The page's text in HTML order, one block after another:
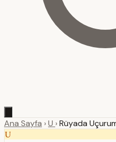
Ana Sayfa ›U ›Rüyada
U